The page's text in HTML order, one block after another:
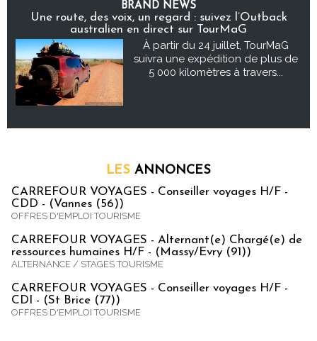
BRAND NEWS
Une route, des voix, un regard : suivez l’Outback
australien en direct sur TourMaG
À partir du 24 juillet, TourMaG
suivra une expédition de plus de
5 000 kilomètres à travers...
LES ANNONCES
CARREFOUR VOYAGES - Conseiller voyages H/F -
CDD - (Vannes (56))
OFFRES D'EMPLOI TOURISME
CARREFOUR VOYAGES - Alternant(e) Chargé(e) de
ressources humaines H/F - (Massy/Evry (91))
ALTERNANCE / STAGES TOURISME
CARREFOUR VOYAGES - Conseiller voyages H/F -
CDI - (St Brice (77))
OFFRES D'EMPLOI TOURISME